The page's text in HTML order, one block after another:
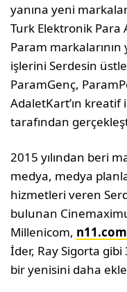
yanına yeni
Turk Elektronik Para
Param
işlerini Serdesin
ParamGenç,
AdaletKart’ın
tarafından
2015 yılından beri
medya, medya
hizmetleri veren
bulunan
Millenicom, n11.com
İder, Ray Sigorta gibi
bir yenisini daha